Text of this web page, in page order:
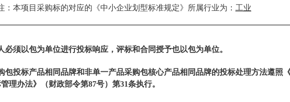
：本项目采购标的对应的《中小企业划型标准规定》所属行业为： 工业
必须以包为单位进行投标响应，评标和合同授予也以包为单位。
包投标产品相同品牌和非单一产品采购包核心产品相同品牌的投标处理方法遵照
理办法》（财政部令第87号）第31条执行。